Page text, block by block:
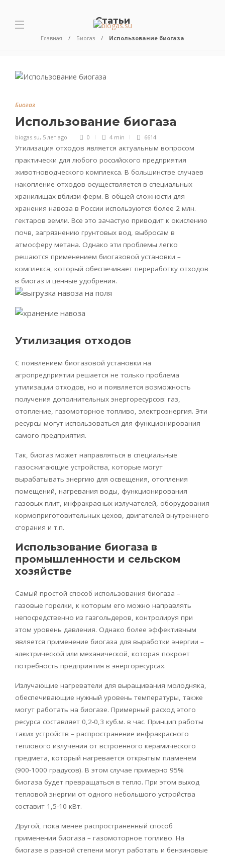
Статьи
Главная Биогаз Использование биогаза
Биогаз
Использование биогаза
biogas.su, 5 лет ago 0 4 min 6614
Утилизация отходов является актуальным вопросом
практически для любого российского предприятия
животноводческого комплекса. В большинстве случаев
накопление отходов осуществляется в специальных
хранилищах вблизи ферм. В общей сложности для
хранения навоза в России используются более 2 млн.
гектаров земли. Все это зачастую приводит к окислению
почв, загрязнению грунтовых вод, выбросам в
атмосферу метана. Однако эти проблемы легко
решаются применением биогазовой установки –
комплекса, который обеспечивает переработку отходов
в биогаз и ценные удобрения.
Утилизация отходов
С появлением биогазовой установки на
агропредприятии решается не только проблема
утилизации отходов, но и появляется возможность
получения дополнительных энергоресурсов: газ,
отопление, газомоторное топливо, электроэнергия. Эти
ресурсы могут использоваться для функционирования
самого предприятия.
Так, биогаз может направляться в специальные
газосжигающие устройства, которые могут
вырабатывать энергию для освещения, отопления
помещений, нагревания воды, функционирования
газовых плит, инфракрасных излучателей, оборудования
кормоприготовительных цехов, двигателей внутреннего
сгорания и т.п.
Использование биогаза в
промышленности и сельском
хозяйстве
Самый простой способ использования биогаза –
газовые горелки, к которым его можно направлять
непосредственно из газгольдеров, контролируя при
этом уровень давления. Однако более эффективным
является применение биогаза для выработки энергии –
электрической или механической, которая покроет
потребность предприятия в энергоресурсах.
Излучающие нагреватели для выращивания молодняка,
обеспечивающие нужный уровень температуры, также
могут работать на биогазе. Примерный расход этого
ресурса составляет 0,2-0,3 куб.м. в час. Принцип работы
таких устройств – распространение инфракрасного
теплового излучения от встроенного керамического
предмета, который нагревается открытым пламенем
(900-1000 градусов). В этом случае примерно 95%
биогаза будет превращаться в тепло. При этом выход
тепловой энергии от одного небольшого устройства
составит 1,5-10 кВт.
Другой, пока менее распространенный способ
применения биогаза – газомоторное топливо. На
биогазе в равной степени могут работать и бензиновые